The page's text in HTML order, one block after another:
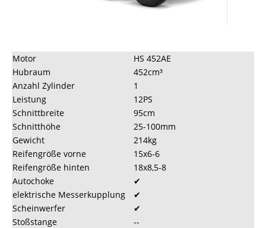
Motor
HS 452AE
Hubraum
452cm³
Anzahl Zylinder
1
Leistung
12PS
Schnittbreite
95cm
Schnitthöhe
25-100mm
Gewicht
214kg
Reifengröße vorne
15x6-6
Reifengröße hinten
18x8,5-8
Autochoke
✔
elektrische Messerkupplung
✔
Scheinwerfer
✔
Stoßstange
--